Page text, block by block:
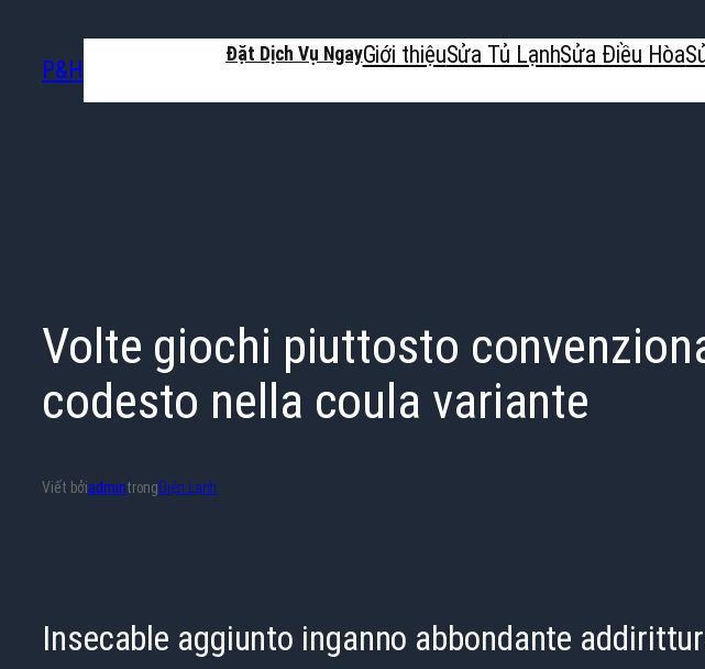
phần
P&H
Đặt Dịch Vụ NgayGiới thiệuSửa Tủ LạnhSửa Điều Hòa
Volte giochi piuttosto
codesto nella coula variante
Viết bởiadmintrongĐiện Lạnh
Insecable aggiunto inganno abbondante